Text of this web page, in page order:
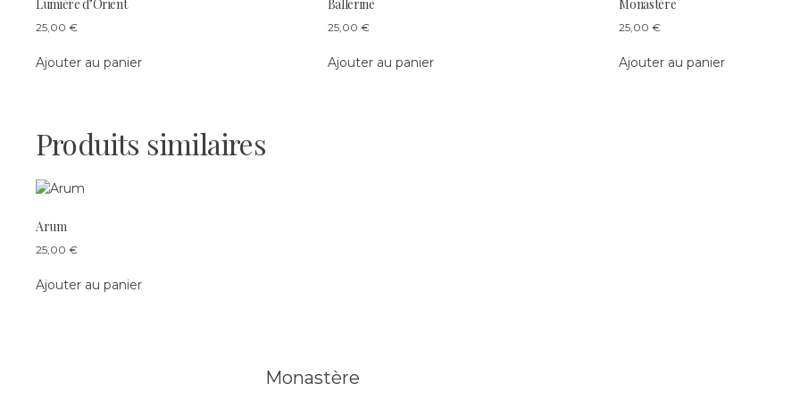
Lumière d’Orient
25,00 €
Ajouter au panier
Ballerine
25,00 €
Ajouter au panier
Monastère
25,00€
Ajouter au panier
Produits similaires
Arum
25,00 €
Ajouter au panier
Monastère